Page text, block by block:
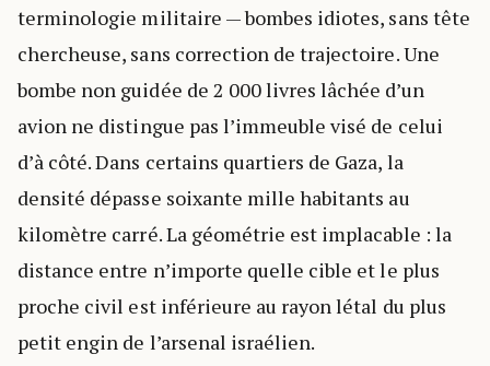
terminologie militaire — bombes idiotes, sans tête
chercheuse, sans correction de trajectoire. Une
bombe non guidée de 2 000 livres lâchée d’un
avion ne distingue pas l’immeuble visé de celui
d’à côté. Dans certains quartiers de Gaza, la
densité dépasse soixante mille habitants au
kilomètre carré. La géométrie est implacable : la
distance entre n’importe quelle cible et le plus
proche civil est inférieure au rayon létal du plus
petit engin de l’arsenal israélien.